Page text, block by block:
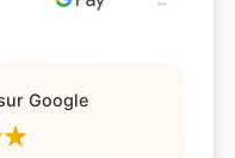
Google